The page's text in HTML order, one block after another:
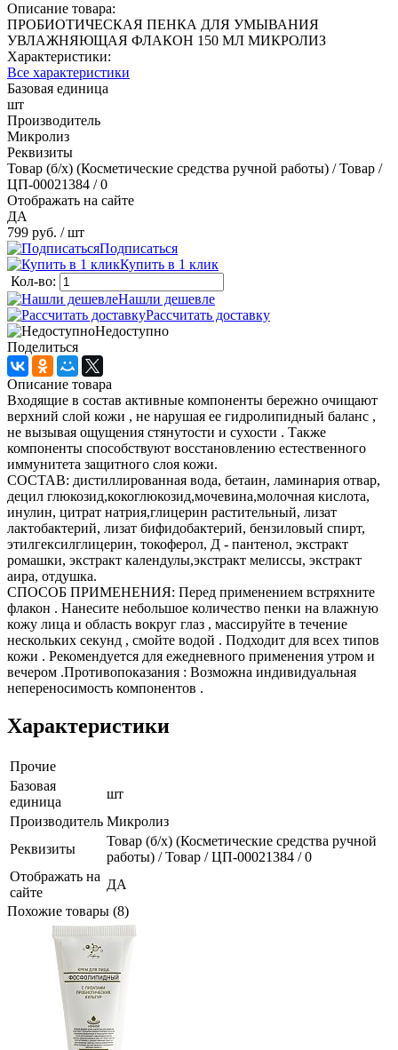
Описание товара:
ПРОБИОТИЧЕСКАЯ ПЕНКА ДЛЯ УМЫВАНИЯ
УВЛАЖНЯЮЩАЯ ФЛАКОН 150 МЛ МИКРОЛИЗ
Характеристики:
Все характеристики
Базовая единица
шт
Производитель
Микролиз
Реквизиты
Товар (б/х) (Косметические средства ручной работы) / Товар /
ЦП-00021384 / 0
Отображать на сайте
ДА
799 руб. / шт
Подписаться
Купить в 1 клик
Кол-во:
Нашли дешевле
Рассчитать доставку
Недоступно
Поделиться
Описание товара
Входящие в состав активные компоненты бережно очищают
верхний слой кожи , не нарушая ее гидролипидный баланс ,
не вызывая ощущения стянутости и сухости . Также
компоненты способствуют восстановлению естественного
иммунитета защитного слоя кожи.
СОСТАВ: дистиллированная вода, бетаин, ламинария отвар,
децил глюкозид,кокоглюкозид,мочевина,молочная кислота,
инулин, цитрат натрия,глицерин растительный, лизат
лактобактерий, лизат бифидобактерий, бензиловый спирт,
этилгексилглицерин, токоферол, Д - пантенол, экстракт
ромашки, экстракт календулы,экстракт мелиссы, экстракт
аира, отдушка.
СПОСОБ ПРИМЕНЕНИЯ: Перед применением встряхните
флакон . Нанесите небольшое количество пенки на влажную
кожу лица и область вокруг глаз , массируйте в течение
нескольких секунд , смойте водой . Подходит для всех типов
кожи . Рекомендуется для ежедневного применения утром и
вечером .Противопоказания : Возможна индивидуальная
непереносимость компонентов .
Характеристики
Прочие
Базовая
единица
шт
Производитель Микролиз
Реквизиты
Товар (б/х) (Косметические средства ручной
работы) / Товар / ЦП-00021384 / 0
Отображать на
сайте
ДА
Похожие товары (8)